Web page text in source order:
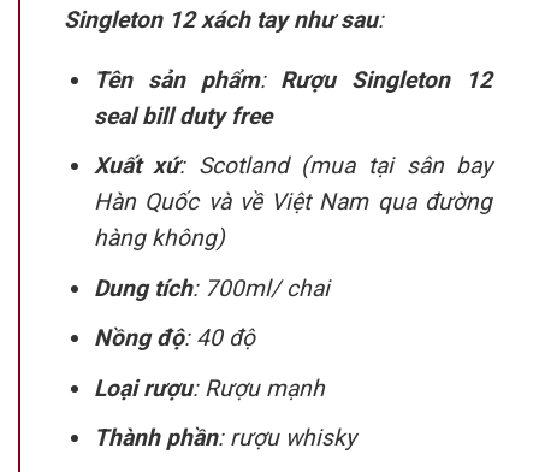
Singleton 12 xách tay như sau:
Tên sản phẩm: Rượu Singleton 12
seal bill duty free
Xuất xứ: Scotland (mua tại sân bay
Hàn Quốc và về Việt Nam qua đường
hàng không)
Dung tích: 700ml/ chai
Nồng độ: 40 độ
Loại rượu: Rượu mạnh
Thành phần: rượu whisky